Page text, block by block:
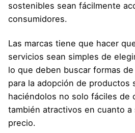
sostenibles sean fácilmente
consumidores.
Las marcas tiene que hacer
servicios sean simples de
lo que deben buscar formas
para la adopción de productos
haciéndolos no solo fáciles de
también atractivos en cuanto
precio.